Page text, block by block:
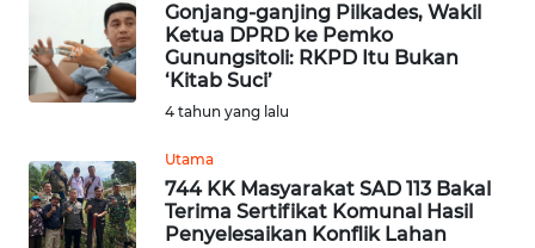
Gonjang-ganjing Pilkades, Wakil
Ketua DPRD ke Pemko
Gunungsitoli: RKPD Itu Bukan
‘Kitab Suci’
4 tahun yang lalu
Utama
744 KK Masyarakat SAD 113 Bakal
Terima Sertifikat Komunal Hasil
Penyelesaikan Konflik Lahan
CIANJUR
WN
WN
TANGERANG